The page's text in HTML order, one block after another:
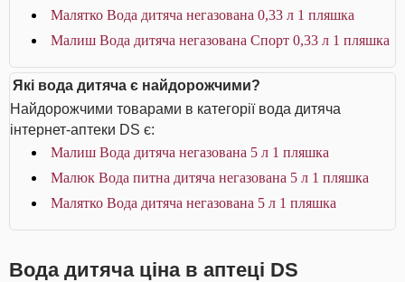
Малятко Вода дитяча негазована 0,33 л 1 пляшка
Малиш Вода дитяча негазована Спорт 0,33 л 1 пляшка
Які вода дитяча є найдорожчими?
Найдорожчими товарами в категорії вода дитяча
інтернет-аптеки DS є:
Малиш Вода дитяча негазована 5 л 1 пляшка
Малюк Вода питна дитяча негазована 5 л 1 пляшка
Малятко Вода дитяча негазована 5 л 1 пляшка
Вода дитяча ціна в аптеці DS